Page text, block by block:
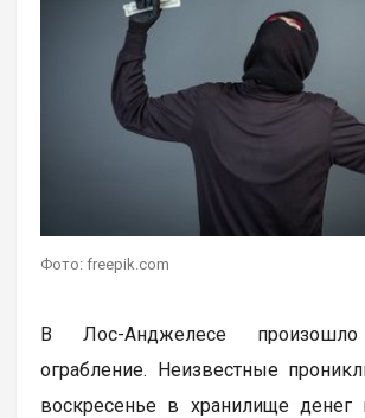
Фото: freepik.com
В Лос-Анджелесе
ограбление. Неизвестные
воскресенье в хранилище